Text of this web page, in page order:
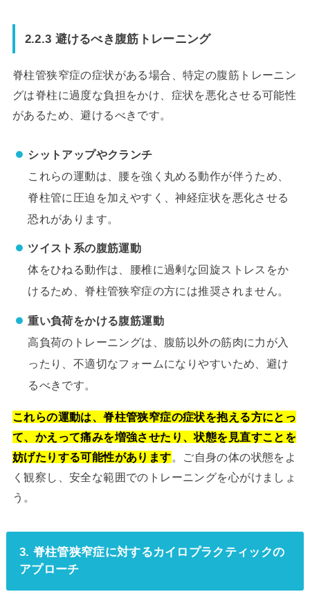
2.2.3 避けるべき腹筋トレーニング
脊柱管狭窄症の症状がある場合、特定の腹筋トレーニン
グは脊柱に過度な負担をかけ、症状を悪化させる可能性
があるため、避けるべきです。
シットアップやクランチ
これらの運動は、腰を強く丸める動作が伴うため、
脊柱管に圧迫を加えやすく、神経症状を悪化させる
恐れがあります。
ツイスト系の腹筋運動
体をひねる動作は、腰椎に過剰な回旋ストレスをか
けるため、脊柱管狭窄症の方には推奨されません。
重い負荷をかける腹筋運動
高負荷のトレーニングは、腹筋以外の筋肉に力が入
ったり、不適切なフォームになりやすいため、避け
るべきです。
これらの運動は、脊柱管狭窄症の症状を抱える方にとっ
て、かえって痛みを増強させたり、状態を見直すことを
妨げたりする可能性があります。ご自身の体の状態をよ
く観察し、安全な範囲でのトレーニングを心がけましょ
う。
3. 脊柱管狭窄症に対するカイロプラクティックの
アプローチ